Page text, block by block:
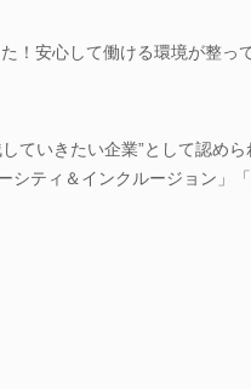
！安心して働ける環境が整っ
ていきたい企業”として認めら
シティ＆インクルージョン」